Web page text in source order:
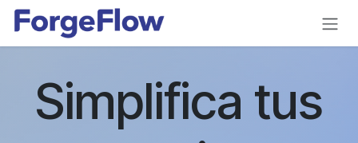
Ir al contenido
Simplifica tus